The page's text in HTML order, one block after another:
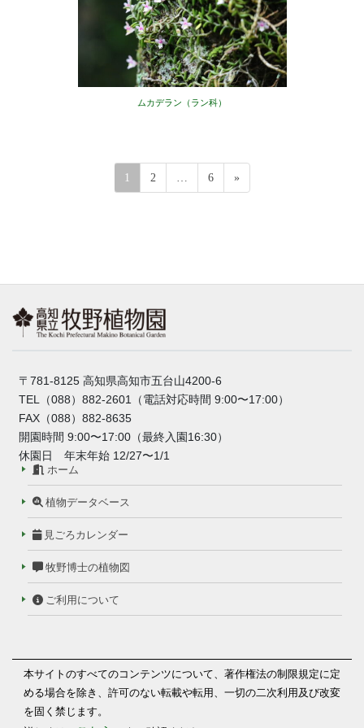
ムカデラン（ラン科）
投
稿
ジ
送
り
ペ
ー
1
ペ
ー
2 …
ペ
ー
6 »
〒781-8125 高知県高知市五台山4200-6
TEL（088）882-2601（電話対応時間 9:00〜17:00）
FAX（088）882-8635
開園時間 9:00〜17:00（最終入園16:30）
休園日 年末年始 12/27〜1/1
ホーム
植物データベース
見ごろカレンダー
牧野博士の植物図
ご利用について
本サイトのすべてのコンテンツについて、著作権法の制限規定に定
める場合を除き、許可のない転載や転用、一切の二次利用及び改変
を固く禁じます。